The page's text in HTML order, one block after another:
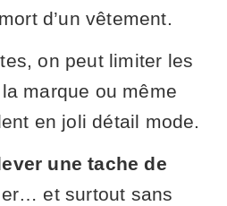
d’un vêtement.
on peut limiter les
marque ou même
en joli détail mode.
une tache de
et surtout sans